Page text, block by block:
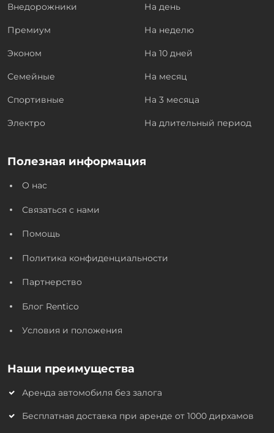
Внедорожники
Премиум
Эконом
Семейные
Спортивные
Электро
На день
На неделю
На 10 дней
На месяц
На 3 месяца
На длительный период
Полезная информация
О нас
Связаться с нами
Помощь
Политика конфиденциальности
Партнерство
Блог Rentico
Условия и положения
Наши преимущества
Аренда автомобиля без залога
Бесплатная доставка при аренде от 1000 дирхамов